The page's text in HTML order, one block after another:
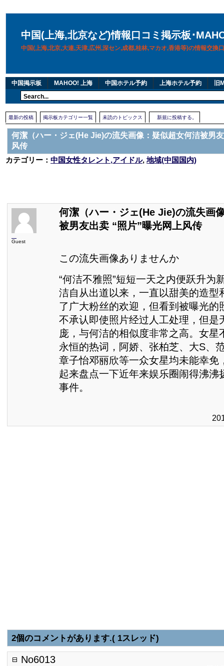
中国(上海,北京など)情報口コミ掲示板･
中国(上海,北京,大連,天津,広州,深セン,成都,桂林,マカオ,香港等)の情報交換
中国掲示板 MAHOO! 上海 中国ホテル予約 上海ホテル予約 旧
最新の投稿 掲示板カテゴリー一覧 未読のトピックス 新規に投稿する。
何潔（ハー・ジェ(He Jie)の流失画像：疑似超女何洁被男
风传
カテゴリー： 中国女性タレント,アイドル,地域(中国国内)
Guest
何潔（ハー・ジェ(He Jie)の流失画
被男友出卖 “照片”曝光网上风传
この流失画像ありませんか
“何洁不雅照”短短一天之内便跃升为
洁自从出道以来，一直以甜美的造型
了广大粉丝的欢迎，但看到被曝光的
不承认即使照片经过人工处理，但是
庞，与何洁的相似度非常之高。女星
永恒的热词，阿娇、张柏芝、大S、
章子怡邓丽欣等一众女星均未能幸免
起来盘点一下近年来娱乐圈闹得沸沸
事件。
2個のコメントがあります.( 1スレッド)
No6013